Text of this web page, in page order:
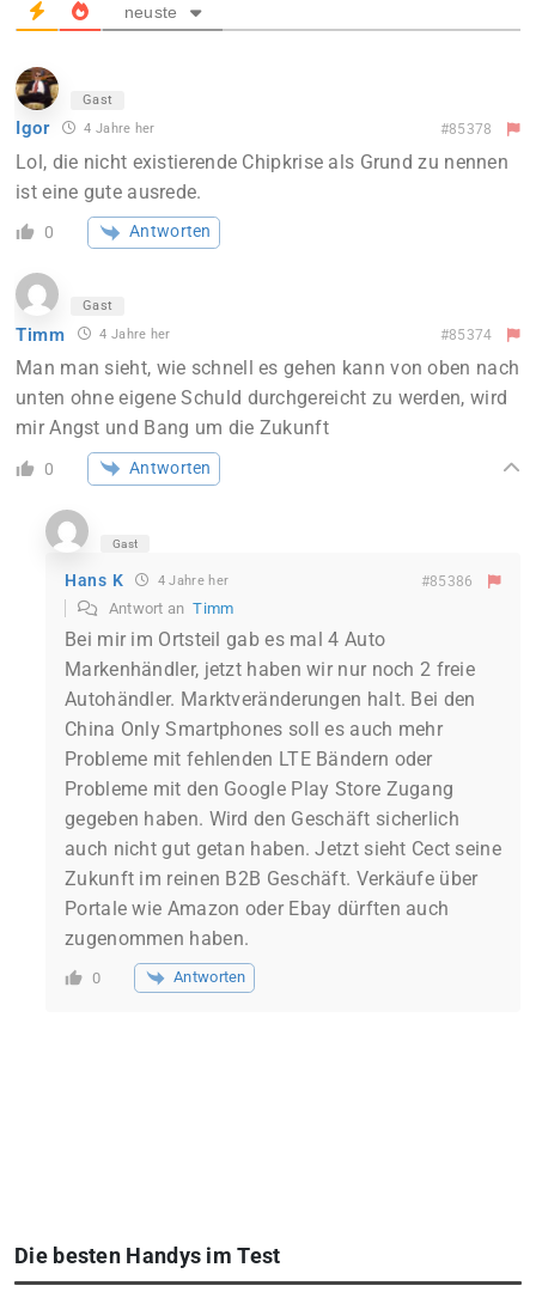
neuste
Gast
Igor 4 Jahre her #85378
Lol, die nicht existierende Chipkrise als Grund zu nennen
ist eine gute ausrede.
0 Antworten
Gast
Timm 4 Jahre her #85374
Man man sieht, wie schnell es gehen kann von oben nach
unten ohne eigene Schuld durchgereicht zu werden, wird
mir Angst und Bang um die Zukunft
0 Antworten
Gast
Hans K 4 Jahre her #85386
Antwort anTimm
Bei mir im Ortsteil gab es mal 4 Auto
Markenhändler, jetzt haben wir nur noch 2 freie
Autohändler. Marktveränderungen halt. Bei den
China Only Smartphones soll es auch mehr
Probleme mit fehlenden LTE Bändern oder
Probleme mit den Google Play Store Zugang
gegeben haben. Wird den Geschäft sicherlich
auch nicht gut getan haben. Jetzt sieht Cect seine
Zukunft im reinen B2B Geschäft. Verkäufe über
Portale wie Amazon oder Ebay dürften auch
zugenommen haben.
0 Antworten
Die besten Handys im Test